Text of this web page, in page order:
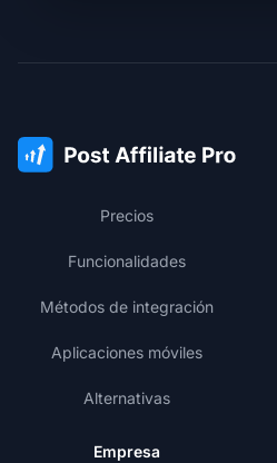
Precios
Funcionalidades
Métodos de integración
Aplicaciones móviles
Alternativas
Empresa